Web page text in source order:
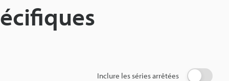
Inclure les séries arrêtées